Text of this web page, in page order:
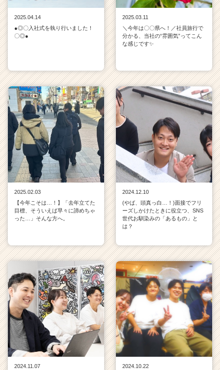
2025.04.14
●◎〇入社式を執り行いました！
〇◎●
2025.03.11
＼今年は〇〇県へ！／社員旅行で
分かる、当社の“雰囲気”ってこん
な感じです✨
2025.02.03
【今年こそは…！】「去年立てた
目標、そういえば早々に諦めちゃ
った…」そんな方へ。
2024.12.10
(やば、頭真っ白…！)面接でフリ
ーズしかけたときに役立つ、SNS
世代お馴染みの「あるもの」と
は？
2024.11.07
2024.10.22